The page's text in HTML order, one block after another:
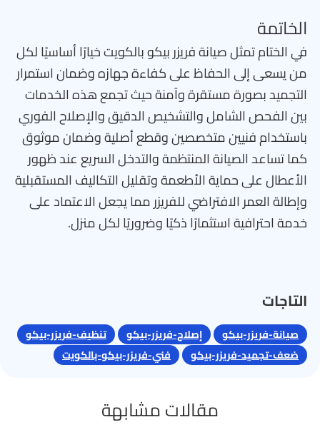
الخاتمة
في الختام تمثل صيانة فريزر بيكو بالكويت خيارًا أساسيًا لكل
من يسعى إلى الحفاظ على كفاءة جهازه وضمان استمرار
التجميد بصورة مستقرة وآمنة حيث تجمع هذه الخدمات
بين الفحص الشامل والتشخيص الدقيق والإصلاح الفوري
باستخدام فنيين متخصصين وقطع أصلية وضمان موثوق
كما تساعد الصيانة المنتظمة والتدخل السريع عند ظهور
الأعطال على حماية الأطعمة وتقليل التكاليف المستقبلية
وإطالة العمر الافتراضي للفريزر مما يجعل الاعتماد على
خدمة احترافية استثمارًا ذكيًا وضروريًا لكل منزل.
التاجات
صيانة-فريزر-بيكو إصلاح-فريزر-بيكو
تنظيف-فريزر-بيكو
ضعف-تجميد-فريزر-بيكو
فني-فريزر-بيكو-بالكويت
مقالات مشابهة